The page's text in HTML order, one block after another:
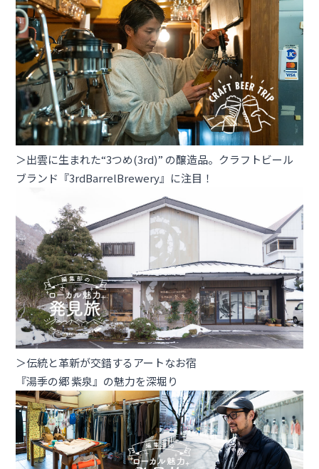
＞出雲に生まれた“3つめ(3rd)” の醸造品。クラフトビール
ブランド『3rdBarrelBrewery』に注目！
＞伝統と革新が交錯するアートなお宿
『湯季の郷 紫泉』の魅力を深堀り